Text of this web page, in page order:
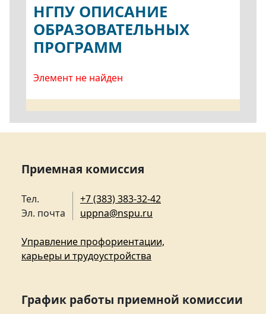
НГПУ ОПИСАНИЕ
ОБРАЗОВАТЕЛЬНЫХ
ПРОГРАММ
Элемент не найден
Приемная комиссия
Тел.
Эл. почта
+7 (383) 383-32-42
uppna@nspu.ru
Управление профориентации,
карьеры и трудоустройства
График работы приемной комиссии